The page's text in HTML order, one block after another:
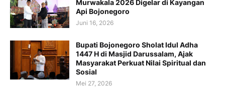
Murwakala 2026 Digelar di Kayangan
Api Bojonegoro
Juni 16, 2026
Bupati Bojonegoro Sholat Idul Adha
1447 H di Masjid Darussalam, Ajak
Masyarakat Perkuat Nilai Spiritual dan
Sosial
Mei 27, 2026